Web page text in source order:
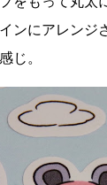
ンにアレンジ
じ。